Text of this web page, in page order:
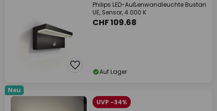
Philips LED-Außenwandleuchte Bustan
UE, Sensor, 4.000 K
CHF 109.68
Auf Lager
Neu
UVP -34%